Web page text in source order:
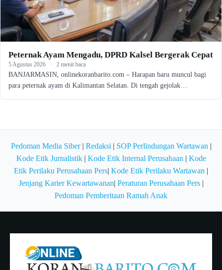
Peternak Ayam Mengadu, DPRD Kalsel Bergerak Cepat
5 Agustus 2026 · 2 menit baca
BANJARMASIN, onlinekoranbarito.com – Harapan baru muncul bagi
para peternak ayam di Kalimantan Selatan. Di tengah gejolak…
Pedoman Media Siber| Redaksi | SOP Perlindungan Wartawan |
Kode Etik Jurnalistik| Kode Etik Internal Perusahaan | Kode
Etik Perilaku Perusahaan Pers| Kode Etik Perilaku Wartawan |
Jenjang Karier Kewartawanan| Peraturan Perusahaan Pers|
Pedoman Pemberitaan Ramah Anak